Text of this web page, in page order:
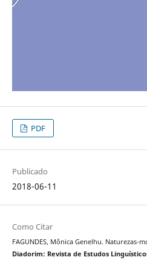
PDF
Publicado
2018-06-11
Como Citar
FAGUNDES, Mônica Genelhu. Naturezas-
Diadorim: Revista de Estudos